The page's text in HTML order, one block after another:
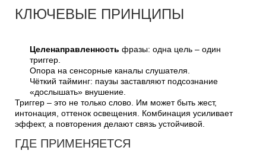
КЛЮЧЕВЫЕ ПРИНЦИПЫ
Целенаправленность фразы: одна цель – один
триггер.
Опора на сенсорные каналы слушателя.
Чёткий тайминг: паузы заставляют подсознание
«дослышать» внушение.
Триггер – это не только слово. Им может быть жест,
интонация, оттенок освещения. Комбинация усиливает
эффект, а повторения делают связь устойчивой.
ГДЕ ПРИМЕНЯЕТСЯ